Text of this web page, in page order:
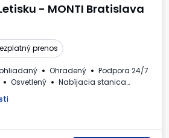
- MONTI Bratislava
prenos
Ohradený
Podpora 24/7
Osvetlený
Nabíjacia stanica